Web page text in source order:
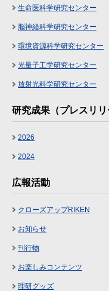
生命医科学研究センター
脳神経科学研究センター
環境資源科学研究センター
光量子工学研究センター
放射光科学研究センター
研究成果（プレスリリ
2026
2024
広報活動
クローズアップRIKEN
お知らせ
刊行物
お楽しみコンテンツ
理研グッズ